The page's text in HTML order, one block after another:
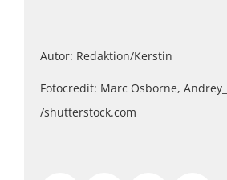
Autor: Redaktion/Kerstin
Fotocredit: Marc Osborne,
/shutterstock.com